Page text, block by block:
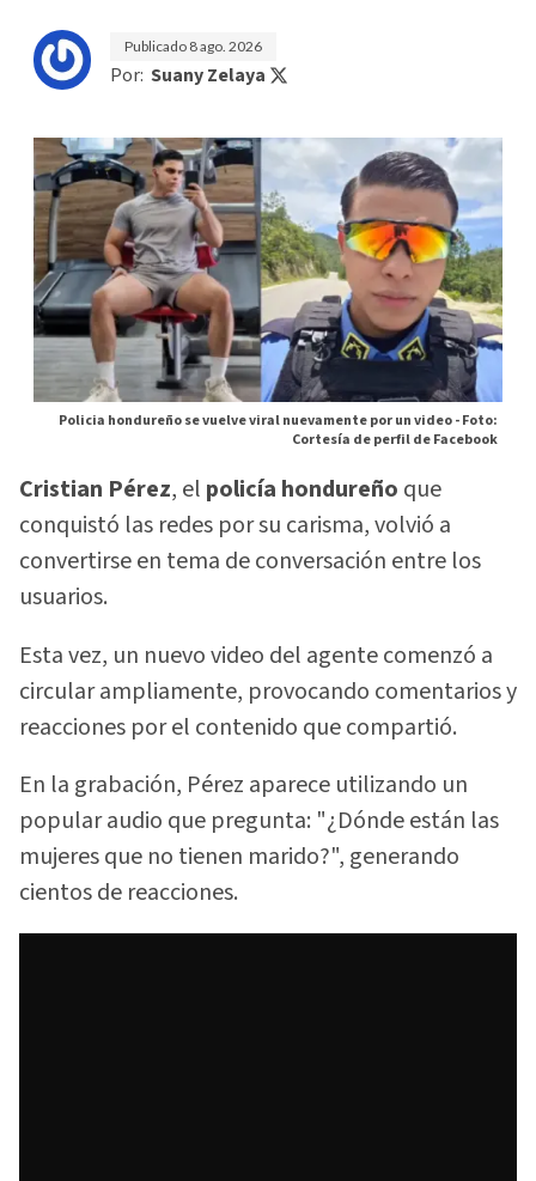
Publicado 8 ago. 2026
Por: Suany Zelaya
Policia hondureño se vuelve viral nuevamente por un video -Foto:
Cortesía de perfil de Facebook
Cristian Pérez, el policía hondureño que
conquistó las redes por su carisma, volvió a
convertirse en tema de conversación entre los
usuarios.
Esta vez, un nuevo video del agente comenzó a
circular ampliamente, provocando comentarios y
reacciones por el contenido que compartió.
En la grabación, Pérez aparece utilizando un
popular audio que pregunta: "¿Dónde están las
mujeres que no tienen marido?", generando
cientos de reacciones.